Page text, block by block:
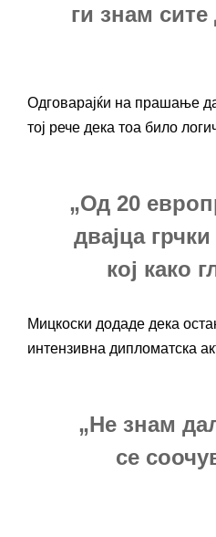
ги знам
Одговарајќи на прашање
тој рече дека тоа било
„Од 20
двајца
кој како
Мицкоски додаде дека
интензивна дипломатска
„Не знам
се